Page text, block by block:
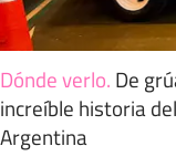
Dónde verlo. De
increíble historia
Argentina